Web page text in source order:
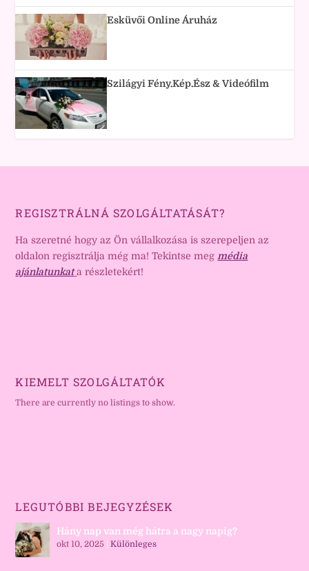
Esküvői Online Áruház
Szilágyi Fény.Kép.Ész & Videófilm
REGISZTRÁLNÁ SZOLGÁLTATÁSÁT?
Ha szeretné hogy az Ön vállalkozása is szerepeljen az
oldalon regisztrálja még ma! Tekintse meg média
ajánlatunkat a részletekért!
KIEMELT SZOLGÁLTATÓK
There are currently no listings to show.
LEGUTÓBBI BEJEGYZÉSEK
Hány nap van még hátra a nagy napig?
okt 10, 2025 |Különleges